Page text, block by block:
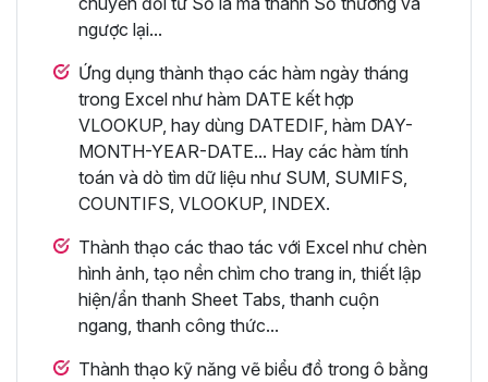
ngược lại...
Ứng dụng thành thạo các hàm ngày tháng
trong Excel như hàm DATE kết hợp
VLOOKUP, hay dùng DATEDIF, hàm DAY-
MONTH-YEAR-DATE... Hay các hàm tính
toán và dò tìm dữ liệu như SUM, SUMIFS,
COUNTIFS, VLOOKUP, INDEX.
Thành thạo các thao tác với Excel như chèn
hình ảnh, tạo nền chìm cho trang in, thiết lập
hiện/ẩn thanh Sheet Tabs, thanh cuộn
ngang, thanh công thức...
Thành thạo kỹ năng vẽ biểu đồ trong ô bằng